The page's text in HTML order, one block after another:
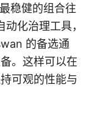
稳健的组合往
化治理工具，
的备选通
。这样可以在
可观的性能与